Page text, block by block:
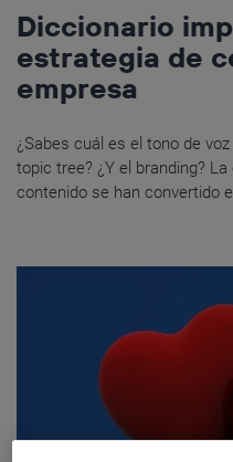
Diccionario
estrategia de
empresa
¿Sabes cuál es el tono de
topic tree? ¿Y el branding?
contenido se han convertido